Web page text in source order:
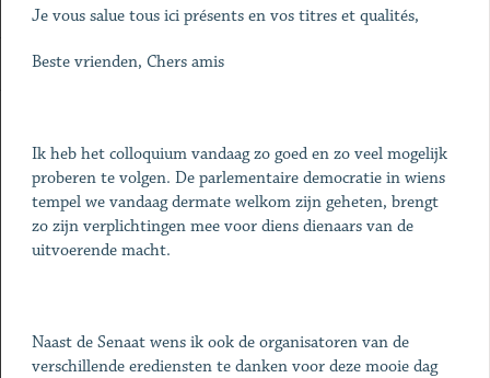
Je vous salue tous ici présents en vos titres et qualités,
Beste vrienden, Chers amis
Ik heb het colloquium vandaag zo goed en zo veel mogelijk
proberen te volgen. De parlementaire democratie in wiens
tempel we vandaag dermate welkom zijn geheten, brengt
zo zijn verplichtingen mee voor diens dienaars van de
uitvoerende macht.
Naast de Senaat wens ik ook de organisatoren van de
verschillende erediensten te danken voor deze mooie dag